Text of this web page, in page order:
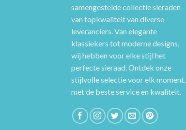
samengestelde collectie sieraden
van topkwaliteit van diverse
leveranciers. Van elegante
klassiekers tot moderne designs,
wij hebben voor elke stijl het
perfecte sieraad. Ontdek onze
stijlvolle selectie voor elk moment,
met de beste service en kwaliteit.